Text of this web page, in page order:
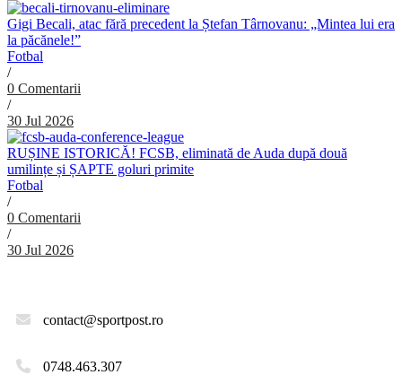
Gigi Becali, atac fără precedent la Ștefan Târnovanu: „Mintea lui era
la păcănele!”
Fotbal
/
0 Comentarii
/
30 Jul 2026
RUȘINE ISTORICĂ! FCSB, eliminată de Auda după două
umilințe și ȘAPTE goluri primite
Fotbal
/
0 Comentarii
/
30 Jul 2026
contact@sportpost.ro
0748.463.307